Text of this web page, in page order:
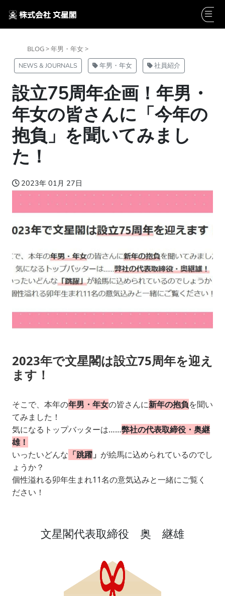
BLOG >年男・年女 >
NEWS & JOURNALS 年男・年女 社員紹介
設立75周年企画！年男・
年女の皆さんに「今年の
抱負」を聞いてみまし
た！
2023年 01月 27日
2023年で文星閣は設立75周年を迎え
ます！
そこで、本年の年男・年女の皆さんに新年の抱負を聞い
てみました！
気になるトップバッターは……弊社の代表取締役・奥継
雄！
いったいどんな 「跳躍 」 が絵馬に込められているのでし
ょうか？
個性溢れる卯年生まれ11名の意気込みと一緒にご覧く
ださい！
文星閣代表取締役 奥 継雄